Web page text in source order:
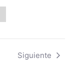
Siguiente